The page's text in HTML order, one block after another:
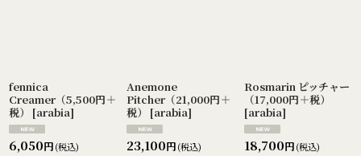
fennica
Creamer（5,500円＋
税）
[arabia]
6,050円(税込)
Anemone
Pitcher（21,000円＋
税）
[arabia]
23,100円(税込)
Rosmarin ピッチャー
（17,000円＋税）
[arabia]
18,700円(税込)